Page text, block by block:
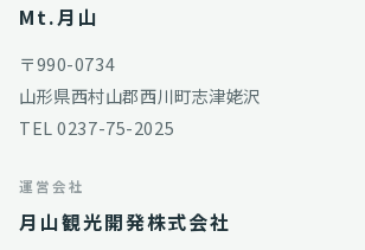
Mt.月山
〒990-0734
山形県西村山郡西川町志津姥沢
TEL0237-75-2025
運営会社
月山観光開発株式会社